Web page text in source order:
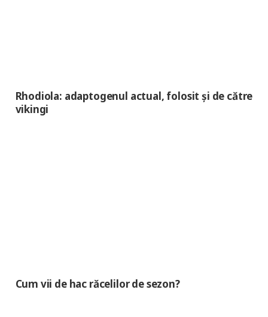
Rhodiola: adaptogenul actual, folosit și de către
vikingi
Cum vii de hac răcelilor de sezon?